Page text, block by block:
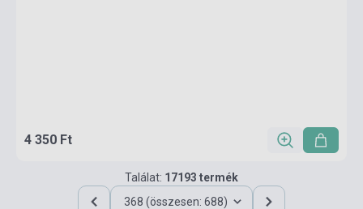
4 350 Ft
Találat: 17193 termék
368 (összesen: 688)